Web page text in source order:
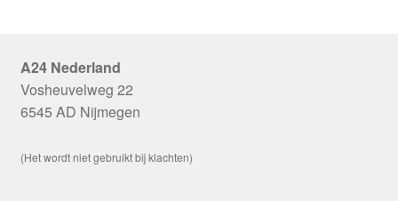
A24 Nederland
Vosheuvelweg 22
6545 AD Nijmegen
(Het wordt niet gebruikt bij klachten)